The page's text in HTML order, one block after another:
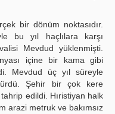
bir dönüm noktasıdır.
bu yıl haçlılara karşı
Mevdud yüklenmişti.
içine bir kama gibi
Mevdud üç yıl süreyle
Şehir bir çok kere
edildi. Hıristiyan halk
arazi metruk ve bakımsız